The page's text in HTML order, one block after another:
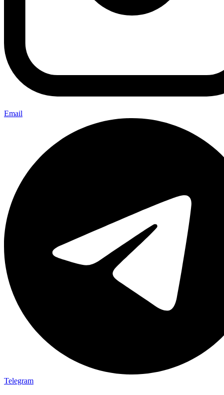
Email
Telegram